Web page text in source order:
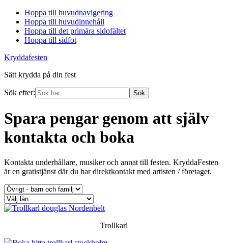
Hoppa till huvudnavigering
Hoppa till huvudinnehåll
Hoppa till det primära sidofältet
Hoppa till sidfot
Kryddafesten
Sätt krydda på din fest
Sök efter:
Spara pengar genom att själv
kontakta och boka
Kontakta underhållare, musiker och annat till festen. KryddaFesten
är en gratistjänst där du har direktkontakt med artisten / företaget.
Trollkarl